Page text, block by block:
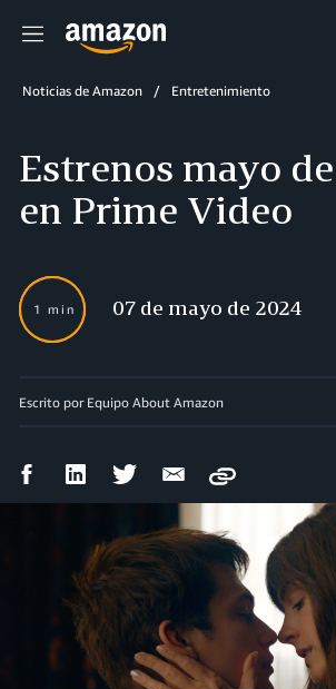
Menú
Noticias de Amazon Entretenimiento
Estrenos mayo
en Prime Video
1 min 07 de mayo de 2024
Escrito por Equipo About Amazon
CompartirCompartirCompartirCompartir
electrónico
Copy